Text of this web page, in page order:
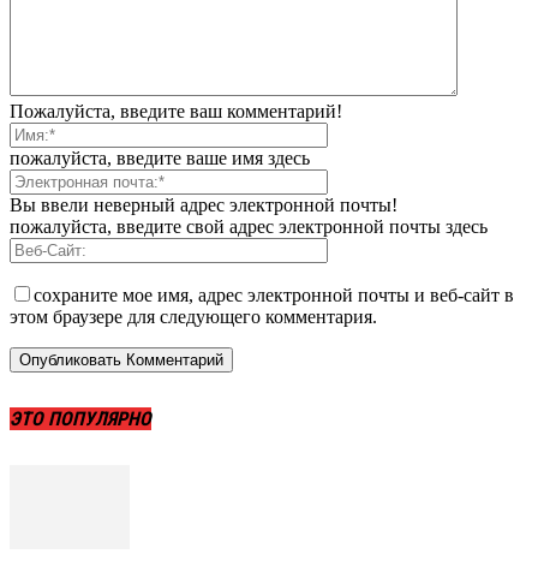
Пожалуйста, введите ваш комментарий!
пожалуйста, введите ваше имя здесь
Вы ввели неверный адрес электронной почты!
пожалуйста, введите свой адрес электронной почты здесь
сохраните мое имя, адрес электронной почты и веб-сайт в
этом браузере для следующего комментария.
ЭТО ПОПУЛЯРНО